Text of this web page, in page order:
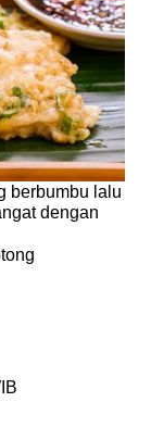
berbumbu lalu
dengan